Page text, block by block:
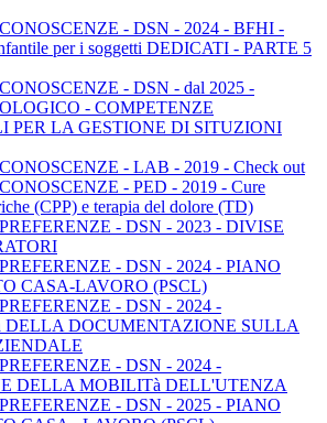
- DSN - 2024 - BFHI -
per i soggetti DEDICATI - PARTE 5
- DSN - dal 2025 -
- COMPETENZE
PER LA GESTIONE DI SITUZIONI
- LAB - 2019 - Check out
- PED - 2019 - Cure
(CPP) e terapia del dolore (TD)
- DSN - 2023 - DIVISE
- DSN - 2024 - PIANO
CASA-LAVORO (PSCL)
- DSN - 2024 -
DELLA DOCUMENTAZIONE SULLA
- DSN - 2024 -
DELLA MOBILITà DELL'UTENZA
- DSN - 2025 - PIANO